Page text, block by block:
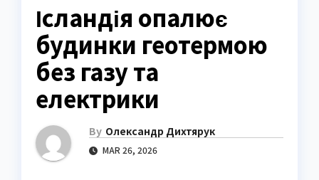
Ісландія опалює
будинки геотермою
без газу та
електрики
By Олександр Дихтярук
MAR 26, 2026